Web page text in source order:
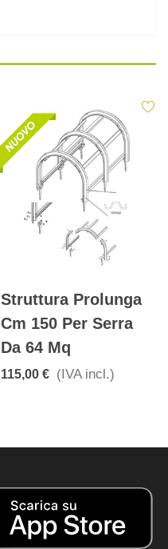
Struttura Prolunga
Cm 150 Per Serra
Da 64 Mq
115,00 € (IVA incl.)